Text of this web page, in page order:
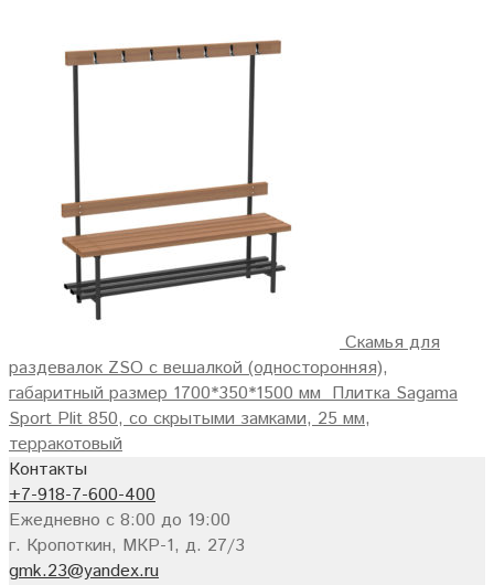
Скамья для
раздевалок ZSO с вешалкой (односторонняя),
габаритный размер 1700*350*1500 мм Плитка Sagama
Sport Plit 850, со скрытыми замками, 25 мм,
терракотовый
Контакты
+7-918-7-600-400
Ежедневно с 8:00 до 19:00
г. Кропоткин, МКР-1, д. 27/3
gmk.23@yandex.ru